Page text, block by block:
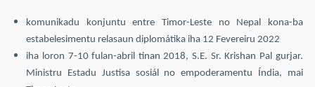
komunikadu konjuntu entre Timor-Leste no Nepal kona-ba
estabelesimentu relasaun diplomátika iha 12 Fevereiru 2022
iha loron 7-10 fulan-abril tinan 2018, S.E. Sr. Krishan Pal gurjar.
Ministru Estadu Justisa sosiál no empoderamentu Índia, mai